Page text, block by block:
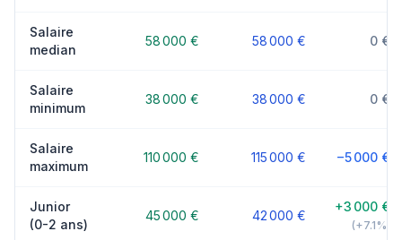
Salaire
median
58 000 € 58 000 € 0 €
Salaire
minimum
38 000 € 38 000 € 0 €
Salaire
maximum
110 000 € 115 000 € −5 000 €
Junior
(0-2 ans)
45 000 € 42 000 €
+3 000 €
(+7.1%)